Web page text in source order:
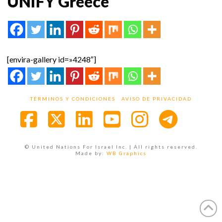
[envira-gallery id=»4248″]
TÉRMINOS Y CONDICIONES AVISO DE PRIVACIDAD
© United Nations For Israel Inc. | All rights reserved.
Made by: WB Graphics